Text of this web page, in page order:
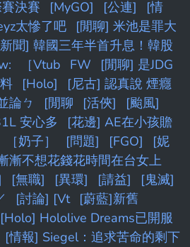
決賽
[MyGO] [公連]
[情
太慘了吧
[閒聊] 米池是罪大
聞] 韓國三年半首升息！韓股
［Vtub FW
[閒聊] 是JDG
[Holo]
[尼古] 認真說 煙癮
論ㄅ
[閒聊 [活俠]
[颱風]
安心多
[花邊] AE在小孩贍
［奶子］ [問題] [FGO]
[妮
漸不想花錢花時間在台女上
[無職] [異環] [請益]
[鬼滅]
[討論] [Vt
[蔚藍]新舊
[Holo] Hololive Dreams已開服
[情報] Siegel：追求苦命的剩下